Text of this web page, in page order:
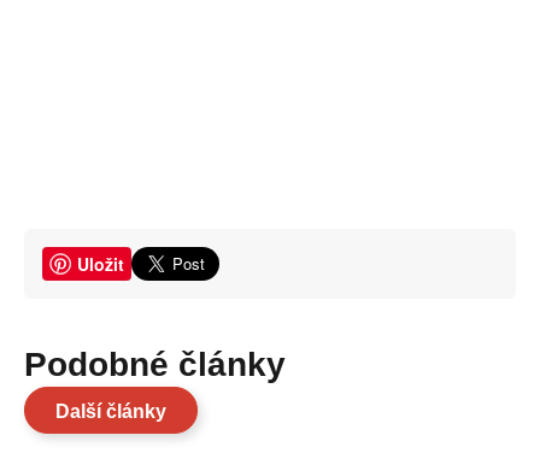
Uložit
Podobné články
Další články